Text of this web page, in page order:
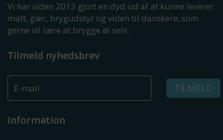
Vi har siden 2013 gjort en dyd ud af at kunne leverer
malt, gær, brygudstyr og viden til danskere, som
gerne vil lære at brygge øl selv.
Tilmeld nyhedsbrev
TILMELD
Information